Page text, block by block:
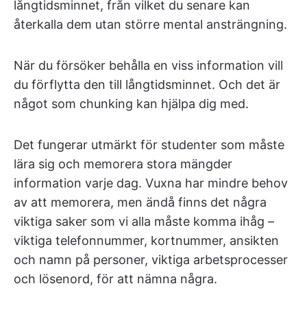
långtidsminnet, från vilket du senare kan
återkalla dem utan större mental ansträngning.
När du försöker behålla en viss information vill
du förflytta den till långtidsminnet. Och det är
något som chunking kan hjälpa dig med.
Det fungerar utmärkt för studenter som måste
lära sig och memorera stora mängder
information varje dag. Vuxna har mindre behov
av att memorera, men ändå finns det några
viktiga saker som vi alla måste komma ihåg –
viktiga telefonnummer, kortnummer, ansikten
och namn på personer, viktiga arbetsprocesser
och lösenord, för att nämna några.